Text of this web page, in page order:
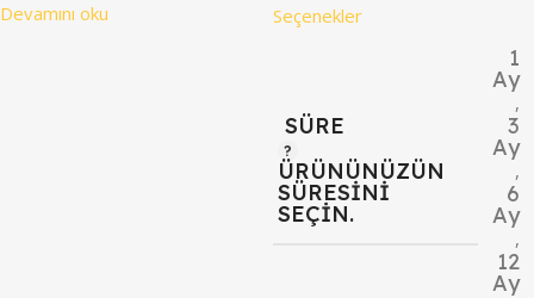
Devamını oku
Seçenekler
SÜRE
ÜRÜNÜNÜZÜN
SÜRESINI
SEÇIN.
1
Ay
,
3
Ay
,
6
Ay
,
12
Ay